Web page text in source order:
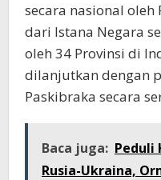
secara nasional oleh
dari Istana Negara
oleh 34 Provinsi di
dilanjutkan dengan
Paskibraka secara
Baca juga: Peduli
Rusia-Ukraina,